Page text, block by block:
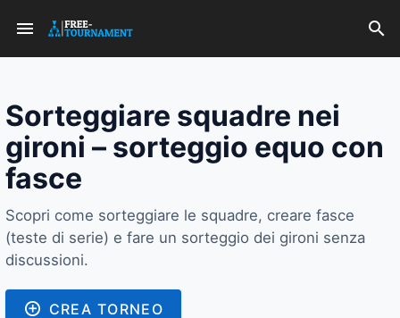
Sorteggiare squadre nei
gironi – sorteggio equo con
fasce
Scopri come sorteggiare le squadre, creare fasce
(teste di serie) e fare un sorteggio dei gironi senza
discussioni.
CREA TORNEO